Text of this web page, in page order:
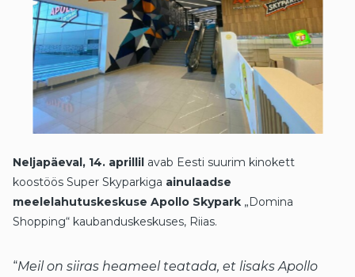
Neljapäeval, 14. aprillil avab Eesti suurim kinokett
koostöös Super Skyparkiga ainulaadse
meelelahutuskeskuse Apollo Skypark „Domina
Shopping“ kaubanduskeskuses, Riias.
“Meil on siiras heameel teatada, et lisaks Apollo